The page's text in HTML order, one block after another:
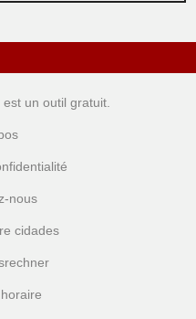
est un outil gratuit.
nous
cidades